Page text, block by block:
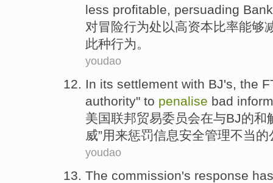
less profitable, persuading
对冒险行为处以高资本比率能够
此种行为。
youdao
In its settlement with BJ's, the
authority" to penalise bad
美国联邦贸易委员会在与BJ的和
威”用来惩罚信息安全管理不当的
youdao
The commission's response